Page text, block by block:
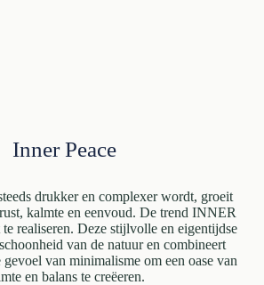
Inner Peace
drukker en complexer wordt, groeit
kalmte en eenvoud. De trend INNER
realiseren. Deze stijlvolle en eigentijdse
van de natuur en combineert
gevoel van minimalisme om een oase van
en balans te creëeren.